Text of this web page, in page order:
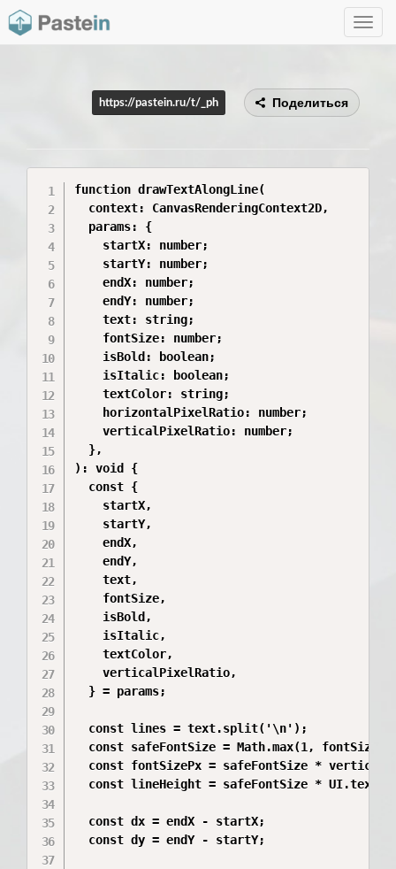
Toggle
https://pastein.ru/t/_ph Поделиться
function drawTextAlongLine(
  context: CanvasRenderingContext2D,
  params: {
    startX: number;
    startY: number;
    endX: number;
    endY: number;
    text: string;
    fontSize: number;
    isBold: boolean;
    isItalic: boolean;
    textColor: string;
    horizontalPixelRatio: number;
    verticalPixelRatio: number;
  },
): void {
  const {
    startX,
    startY,
    endX,
    endY,
    text,
    fontSize,
    isBold,
    isItalic,
    textColor,
    verticalPixelRatio,
  } = params;
  const lines = text.split('\n');
  const safeFontSize = Math.max(1, fontSize);
const fontSizePx = safeFontSize *
const lineHeight = safeFontSize *
  const dx = endX - startX;
  const dy = endY - startY;